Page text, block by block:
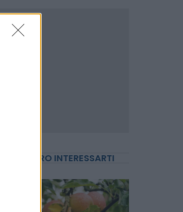
POTREBBERO INTERESSARTI